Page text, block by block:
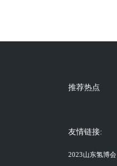
推荐热点
友情链接:
2023山东氢博会